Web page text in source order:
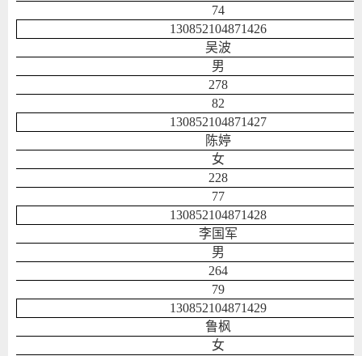
74
130852104871426
吴波
男
278
82
130852104871427
陈婷
女
228
77
130852104871428
李国军
男
264
79
130852104871429
鲁枫
女